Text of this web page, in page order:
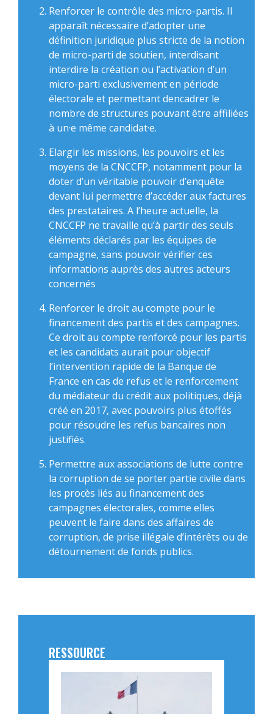
Renforcer le contrôle des micro-partis. Il
apparaît nécessaire d’adopter une
définition juridique plus stricte de la notion
de micro-parti de soutien, interdisant
interdire la création ou l’activation d’un
micro-parti exclusivement en période
électorale et permettant dencadrer le
nombre de structures pouvant être affiliées
à un·e même candidat·e.
Elargir les missions, les pouvoirs et les
moyens de la CNCCFP, notamment pour la
doter d’un véritable pouvoir d’enquête
devant lui permettre d’accéder aux factures
des prestataires. A l’heure actuelle, la
CNCCFP ne travaille qu’à partir des seuls
éléments déclarés par les équipes de
campagne, sans pouvoir vérifier ces
informations auprès des autres acteurs
concernés
Renforcer le droit au compte pour le
financement des partis et des campagnes.
Ce droit au compte renforcé pour les partis
et les candidats aurait pour objectif
l’intervention rapide de la Banque de
France en cas de refus et le renforcement
du médiateur du crédit aux politiques, déjà
créé en 2017, avec pouvoirs plus étoffés
pour résoudre les refus bancaires non
justifiés.
Permettre aux associations de lutte contre
la corruption de se porter partie civile dans
les procès liés au financement des
campagnes électorales, comme elles
peuvent le faire dans des affaires de
corruption, de prise illégale d’intérêts ou de
détournement de fonds publics.
RESSOURCE